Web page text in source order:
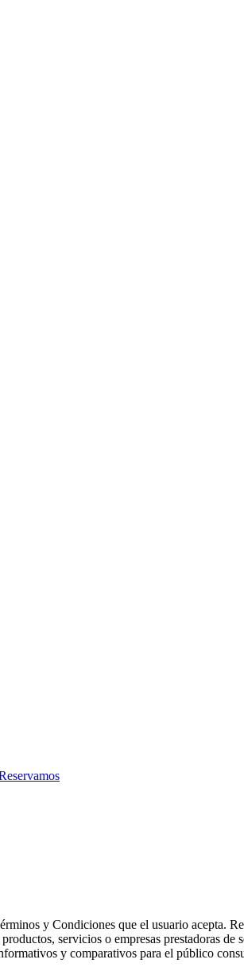
y Condiciones que el usuario acepta.
servicios o empresas prestadoras de
y comparativos para el público